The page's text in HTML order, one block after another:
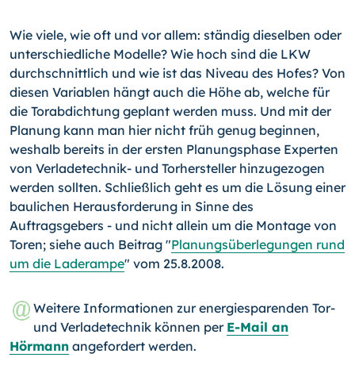
Wie viele, wie oft und vor allem: ständig dieselben oder
unterschiedliche Modelle? Wie hoch sind die LKW
durchschnittlich und wie ist das Niveau des Hofes? Von
diesen Variablen hängt auch die Höhe ab, welche für
die Torabdichtung geplant werden muss. Und mit der
Planung kann man hier nicht früh genug beginnen,
weshalb bereits in der ersten Planungsphase Experten
von Verladetechnik- und Torhersteller hinzugezogen
werden sollten. Schließlich geht es um die Lösung einer
baulichen Herausforderung in Sinne des
Auftragsgebers - und nicht allein um die Montage von
Toren; siehe auch Beitrag "Planungsüberlegungen rund
um die Laderampe" vom 25.8.2008.
Weitere Informationen zur energiesparenden Tor-
und Verladetechnik können per E-Mail an
Hörmann angefordert werden.